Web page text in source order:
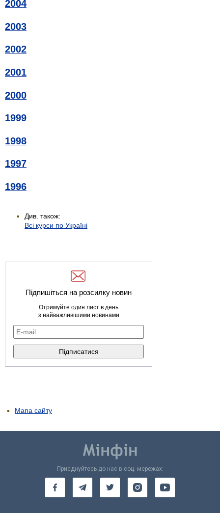
2004
2003
2002
2001
2000
1999
1998
1997
1996
Див. також:
Всі курси по Україні
Підпишіться на розсилку новин
Отримуйте один лист в день
з найважливішими новинами
Мапа сайту
Приєднуйтесь до нас в соц. мережах: